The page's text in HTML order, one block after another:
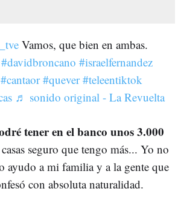
Vamos, que bien en ambas.
#davidbroncano #israelfernandez
#cantaor #quever #teleentiktok
♬ sonido original - La Revuelta
tener en el banco unos 3.000
seguro que tengo más... Yo no
ayudo a mi familia y a la gente que
con absoluta naturalidad.